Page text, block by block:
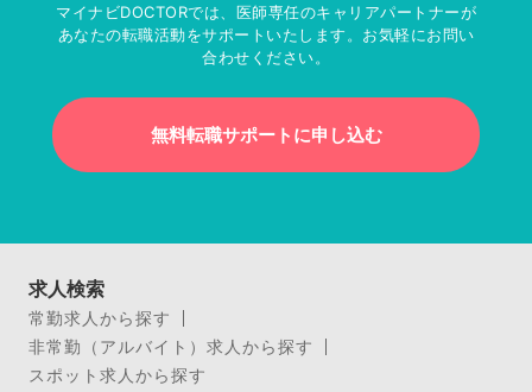
マイナビDOCTORでは、医師専任のキャリアパートナーが
あなたの転職活動をサポートいたします。お気軽にお問い
合わせください。
無料転職サポートに申し込む
求人検索
常勤求人から探す
非常勤（アルバイト）求人から探す
スポット求人から探す